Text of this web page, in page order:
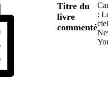
Titre du
livre
commenté
: